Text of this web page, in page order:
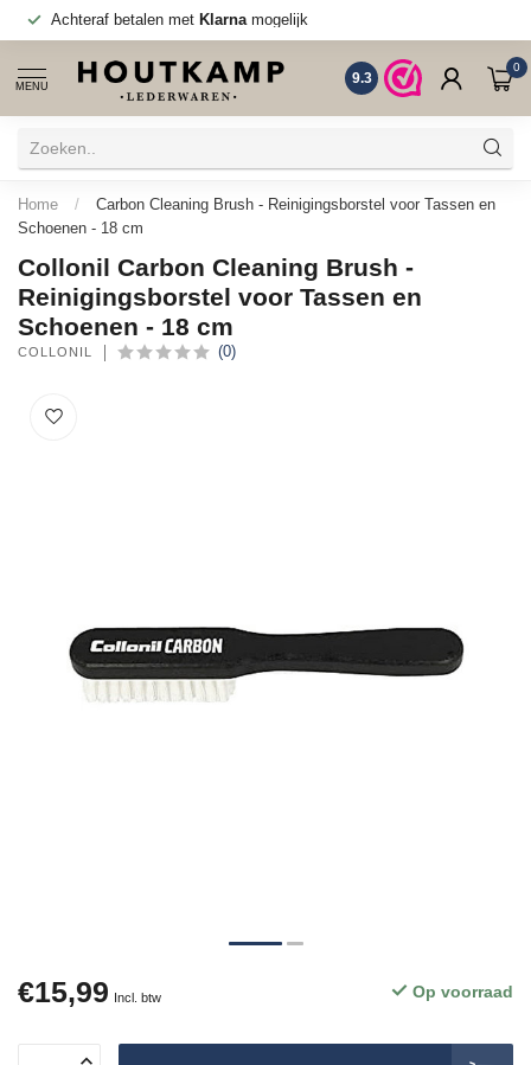
mogelijk
MENU 9.3
0
Home /
Carbon Cleaning Brush - Reinigingsborstel voor Tassen en
Schoenen - 18 cm
Collonil Carbon Cleaning Brush -
Reinigingsborstel voor Tassen en
Schoenen - 18 cm
COLLONIL (0)
€15,99 Incl. btw Op voorraad